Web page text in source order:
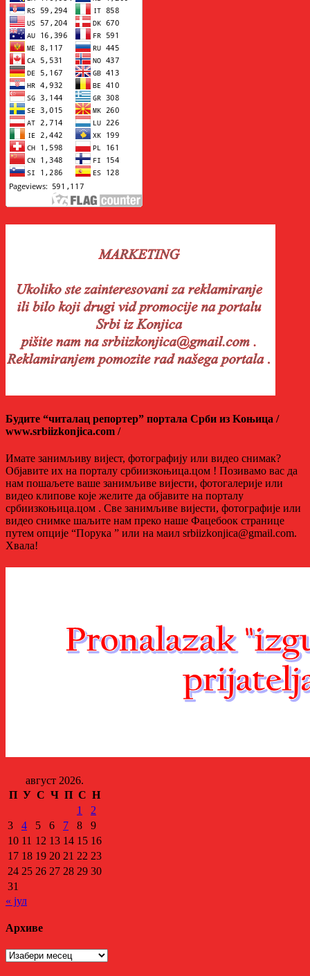
Будите “читалац репортер” портала Срби из Kоњица /
www.srbiizkonjica.com /
Имате занимљиву вијест, фотографију или видео снимак?
Објавите их на порталу србиизкоњица.цом ! Позивамо вас да
нам пошаљете ваше занимљиве вијести, фотогалерије или
видео клипове које желите да објавите на порталу
србиизкоњица.цом . Све занимљиве вијести, фотографије или
видео снимке шаљите нам преко наше Фацебоок странице
путем опције “Порука ” или на маил srbiizkonjica@gmail.com.
Хвала!
август 2026.
П У С Ч П С Н
1
2
3
4 5 6 7 8
9
10 11 12 13 14 15 16
17 18 19 20 21 22 23
24 25 26 27 28 29 30
31
« јул
Архиве
Архиве